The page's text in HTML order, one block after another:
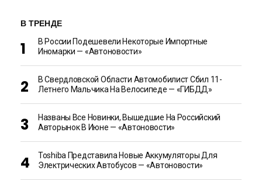
В ТРЕНДЕ
В России Подешевели Некоторые Импортные
Иномарки — «Автоновости»
В Свердловской Области Автомобилист Сбил 11-
Летнего Мальчика На Велосипеде — «ГИБДД»
Названы Все Новинки, Вышедшие На Российский
Авторынок В Июне — «Автоновости»
Toshiba Представила Новые Аккумуляторы Для
Электрических Автобусов — «Автоновости»